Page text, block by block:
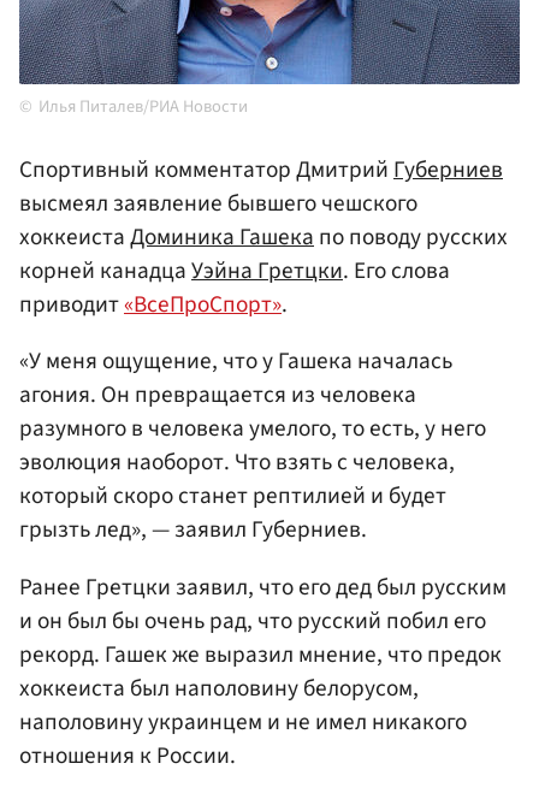
Илья Питалев/РИА Новости
Спортивный комментатор ДмитрийГуберниев
высмеял заявление бывшего чешского
хоккеистаДоминика Гашекапо поводу русских
корней канадцаУэйна Гретцки. Его слова
приводит«ВсеПроСпорт».
«У меня ощущение, что у Гашека началась
агония. Он превращается из человека
разумного в человека умелого, то есть, у него
эволюция наоборот. Что взять с человека,
который скоро станет рептилией и будет
грызть лед», — заявил Губерниев.
Ранее Гретцки заявил, что его дед был русским
и он был бы очень рад, что русский побил его
рекорд. Гашек же выразил мнение, что предок
хоккеиста был наполовину белорусом,
наполовину украинцем и не имел никакого
отношения к России.